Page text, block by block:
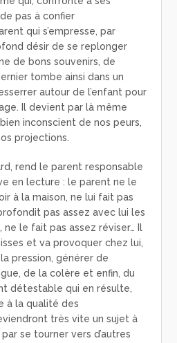
pas à confier
qui s’empresse, par
désir de se replonger
de bons souvenirs, de
tombe ainsi dans un
autour de l’enfant pour
Il devient par là même
inconscient de nos peurs,
projections.
rend le parent responsable
en lecture : le parent ne le
à la maison, ne lui fait pas
pas assez avec lui les
ne le fait pas assez réviser… Il
et va provoquer chez lui,
pression, générer de
de la colère et enfin, du
détestable qui en résulte,
à la qualité des
très vite un sujet à
se tourner vers d’autres